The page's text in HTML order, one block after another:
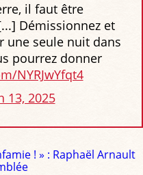
il faut être
Démissionnez et
une seule nuit dans
pourrez donner
NYRJwYfqt4
13, 2025
! » : Raphaël Arnault